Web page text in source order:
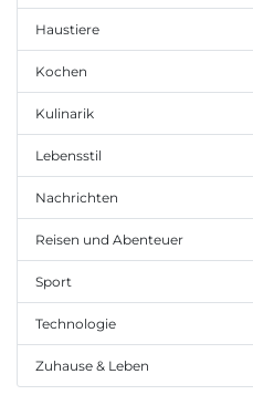
Haustiere
Kochen
Kulinarik
Lebensstil
Nachrichten
Reisen und Abenteuer
Sport
Technologie
Zuhause & Leben